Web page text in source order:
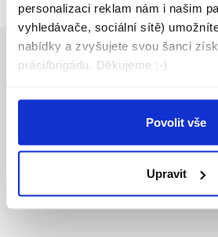
personalizaci reklam nám i našim
vyhledávače, sociální sítě)
nabídky a zvyšujete svou šanci
práci/brigádu. Děkujeme :-)
Povolit vše
Upravit